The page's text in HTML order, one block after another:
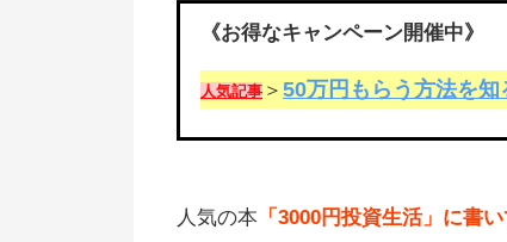
《お得なキャンペーン開催中》
人気記事 ＞ 50万円もらう方法を知
人気の本 「3000円投資生活」に書